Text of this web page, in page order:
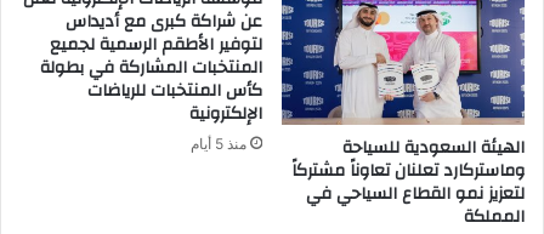
الهيئة السعودية للسياحة
وماستركارد تعلنان تعاوناً مشتركاً
لتعزيز نمو القطاع السياحي في
المملكة
عن شراكة كبرى مع أديداس
لتوفير الأطقم الرسمية لجميع
المنتخبات المشاركة في بطولة
كأس المنتخبات للرياضات
الإلكترونية
منذ 5 أيام